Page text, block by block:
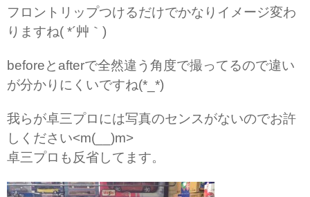
フロントリップつけるだけでかなりイメージ変わ
りますね( *´艸｀)
beforeとafterで全然違う角度で撮ってるので違い
が分かりにくいですね(*_*)
我らが卓三プロには写真のセンスがないのでお許
しください<m(__)m>
卓三プロも反省してます。